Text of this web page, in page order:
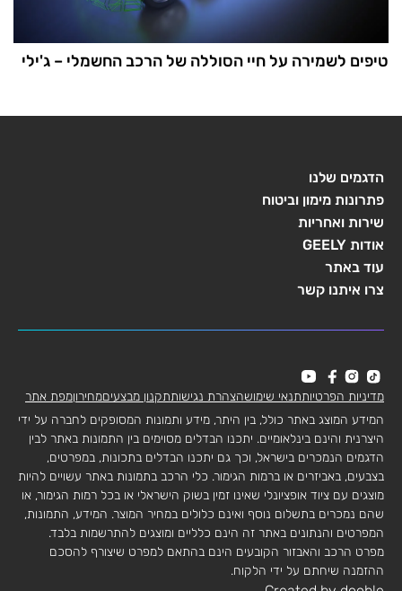
טיפים לשמירה על חיי הסוללה של הרכב החשמלי – ג'ילי
הדגמים שלנו
פתרונות מימון וביטוח
שירות ואחריות
אודות GEELY
עוד באתר
צרו איתנו קשר
מדיניות הפרטיותתנאי שימושהצהרת נגישותתקנון מבצעיםמחירוןמפת אתר
המידע המוצג באתר כולל, בין היתר, מידע ותמונות המסופקים לחברה על ידי
היצרנית והינם בינלאומיים. יתכנו הבדלים מסוימים בין התמונות באתר לבין
הדגמים הנמכרים בישראל, וכך גם יתכנו הבדלים בתכונות, במפרטים,
בצבעים, באביזרים או ברמות הגימור. כלי הרכב בתמונות באתר עשויים להיות
מוצגים עם ציוד אופציונלי שאינו זמין בשוק הישראלי או בכל רמות הגימור, או
שהם נמכרים בתשלום נוסף ואינם כלולים במחיר המוצר. המידע, התמונות,
המפרטים והנתונים באתר זה הינם כלליים ומוצגים להתרשמות בלבד.
מפרט הרכב והאבזור הקובעים הינם בהתאם למפרט שיצורף להסכם
ההזמנה שיחתם על ידי הלקוח.